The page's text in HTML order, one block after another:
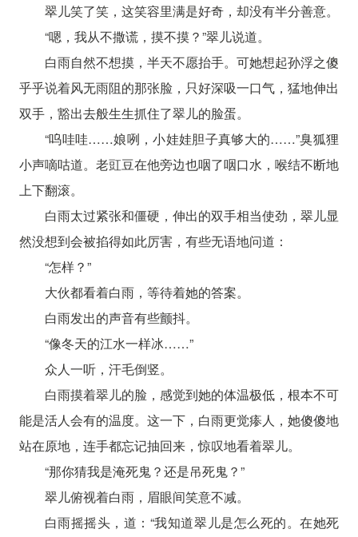
翠儿笑了笑，这笑容里满是好奇，却没有半分善意。
“嗯，我从不撒谎，摸不摸？”翠儿说道。
白雨自然不想摸，半天不愿抬手。可她想起孙浮之傻
乎乎说着风无雨阻的那张脸，只好深吸一口气，猛地伸出
双手，豁出去般生生抓住了翠儿的脸蛋。
“呜哇哇……娘咧，小娃娃胆子真够大的……”臭狐狸
小声嘀咕道。老豇豆在他旁边也咽了咽口水，喉结不断地
上下翻滚。
白雨太过紧张和僵硬，伸出的双手相当使劲，翠儿显
然没想到会被掐得如此厉害，有些无语地问道：
“怎样？”
大伙都看着白雨，等待着她的答案。
白雨发出的声音有些颤抖。
“像冬天的江水一样冰……”
众人一听，汗毛倒竖。
白雨摸着翠儿的脸，感觉到她的体温极低，根本不可
能是活人会有的温度。这一下，白雨更觉瘆人，她傻傻地
站在原地，连手都忘记抽回来，惊叹地看着翠儿。
“那你猜我是淹死鬼？还是吊死鬼？”
翠儿俯视着白雨，眉眼间笑意不减。
白雨摇摇头，道：“我知道翠儿是怎么死的。在她死